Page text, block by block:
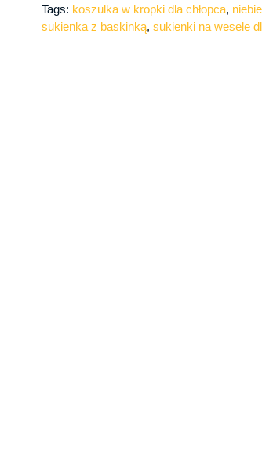
Tags: koszulka w kropki dla chłopca,
sukienka z baskinką, sukienki na wesele